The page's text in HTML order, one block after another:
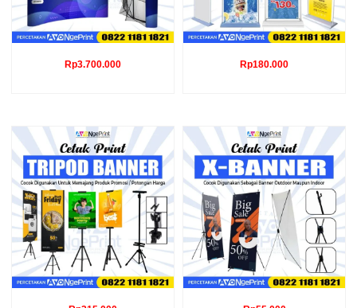
Rp3.700.000 Rp180.000